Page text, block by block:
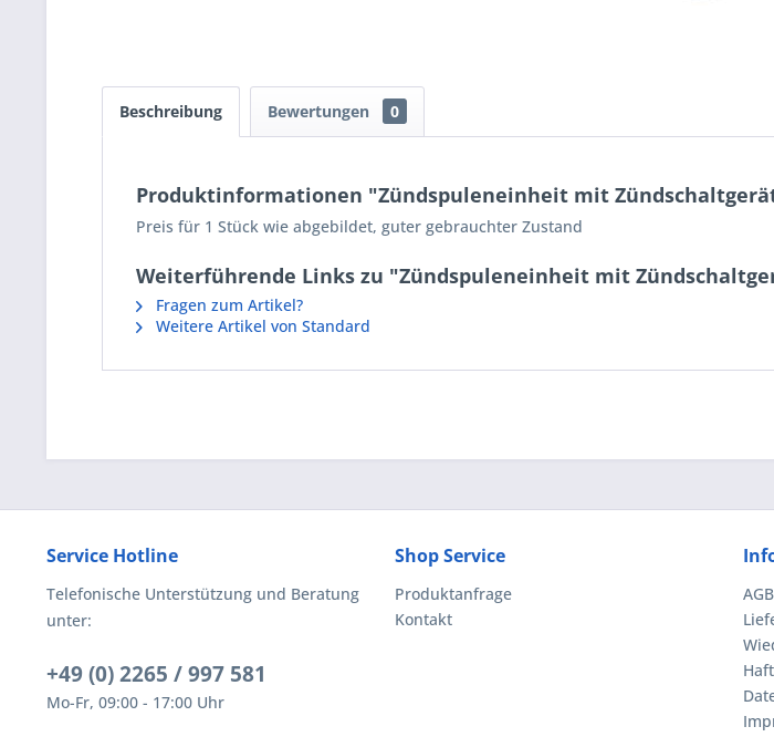
Beschreibung Bewertungen 0
Produktinformationen "Zündspuleneinheit mit
Preis für 1 Stück wie abgebildet, guter gebrauchter Zustand
Weiterführende Links zu "Zündspuleneinheit mit
Fragen zum Artikel?
Weitere Artikel von Standard
Service Hotline
Telefonische Unterstützung und Beratung
unter:
+49 (0) 2265 / 997 581
Mo-Fr, 09:00 - 17:00 Uhr
Shop Service
Produktanfrage
Kontakt
AGB